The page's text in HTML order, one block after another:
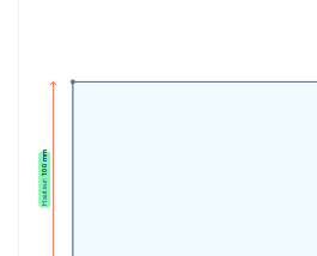
Hauteur:
100 mm